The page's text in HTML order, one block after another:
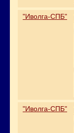
"Иволга-СПБ"
"Иволга-СПБ"